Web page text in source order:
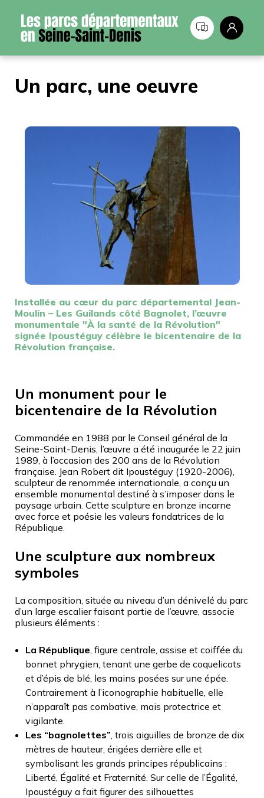
Un parc, une oeuvre
Installée au cœur du parc départemental Jean-
Moulin – Les Guilands côté Bagnolet, l’œuvre
monumentale "À la santé de la Révolution"
signée Ipoustéguy célèbre le bicentenaire de la
Révolution française.
Un monument pour le
bicentenaire de la Révolution
Commandée en 1988 par le Conseil général de la
Seine-Saint-Denis, l’œuvre a été inaugurée le 22 juin
1989, à l’occasion des 200 ans de la Révolution
française. Jean Robert dit Ipoustéguy (1920-2006),
sculpteur de renommée internationale, a conçu un
ensemble monumental destiné à s’imposer dans le
paysage urbain. Cette sculpture en bronze incarne
avec force et poésie les valeurs fondatrices de la
République.
Une sculpture aux nombreux
symboles
La composition, située au niveau d’un dénivelé du parc
d’un large escalier faisant partie de l’œuvre, associe
plusieurs éléments :
La République , figure centrale, assise et coiffée du
bonnet phrygien, tenant une gerbe de coquelicots
et d’épis de blé, les mains posées sur une épée.
Contrairement à l’iconographie habituelle, elle
n’apparaît pas combative, mais protectrice et
vigilante.
Les “bagnolettes” , trois aiguilles de bronze de dix
mètres de hauteur, érigées derrière elle et
symbolisant les grands principes républicains :
Liberté, Égalité et Fraternité. Sur celle de l’Égalité,
Ipoustéguy a fait figurer des silhouettes